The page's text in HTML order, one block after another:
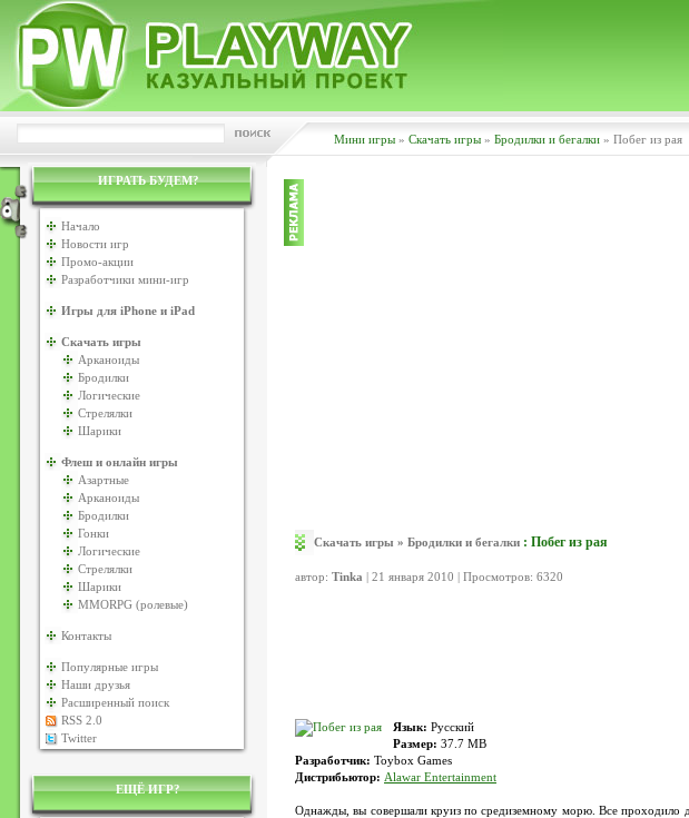
Мини игры » Скачать игры » Бродилки и бегалки » Побег из рая
ИГРАТЬ БУДЕМ?
Начало
Новости игр
Промо-акции
Разработчики мини-игр
Игры для iPhone и iPad
Скачать игры
Арканоиды
Бродилки
Логические
Стрелялки
Шарики
Флеш и онлайн игры
Азартные
Арканоиды
Бродилки
Гонки
Логические
Стрелялки
Шарики
MMORPG (ролевые)
Контакты
Популярные игры
Наши друзья
Расширенный поиск
RSS 2.0
Twitter
ЕЩЁ ИГР?
Скачать игры » Бродилки и бегалки : Побег из рая
автор: Tinka | 21 января 2010 | Просмотров: 6320
Язык: Русский
Размер: 37.7 MB
Разработчик: Toybox Games
Дистрибьютор: Alawar Entertainment
Однажды, вы совершали круиз по средиземному морю. Все проходило